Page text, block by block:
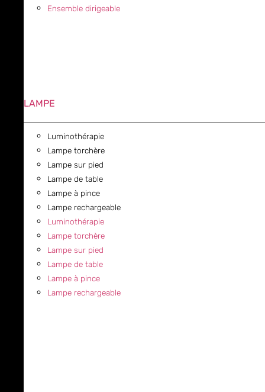
Ensemble dirigeable
LAMPE
Luminothérapie
Lampe torchère
Lampe sur pied
Lampe de table
Lampe à pince
Lampe rechargeable
Luminothérapie
Lampe torchère
Lampe sur pied
Lampe de table
Lampe à pince
Lampe rechargeable